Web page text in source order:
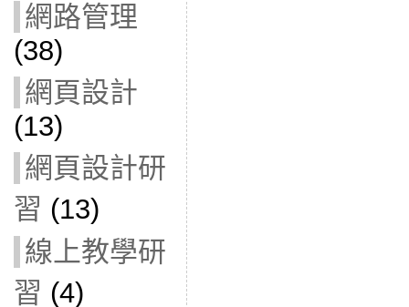
網路管理
(38)
網頁設計
(13)
網頁設計研
習 (13)
線上教學研
習 (4)